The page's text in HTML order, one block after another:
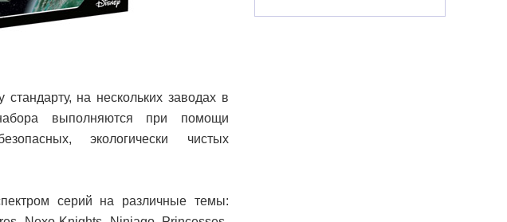
на нескольких заводах в
выполняются при помощи
экологически чистых
серий на различные темы: